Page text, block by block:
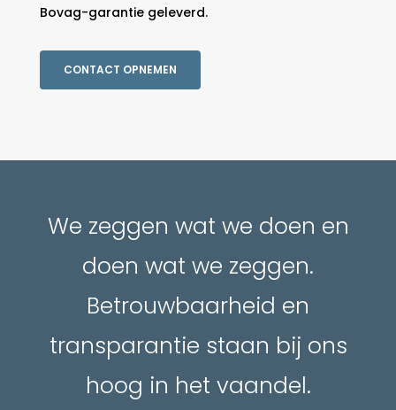
Bovag-garantie geleverd.
CONTACT OPNEMEN
We zeggen wat we doen en
doen wat we zeggen.
Betrouwbaarheid en
transparantie staan bij ons
hoog in het vaandel.